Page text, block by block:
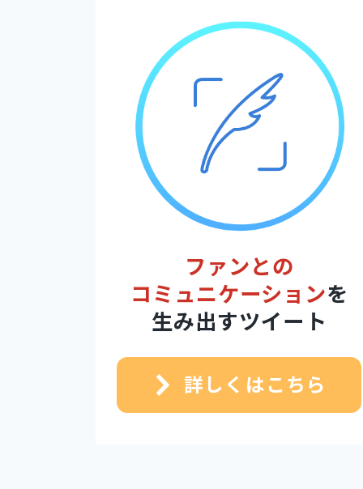
ファンとの
コミュニケーションを
生み出すツイート
詳しくはこちら